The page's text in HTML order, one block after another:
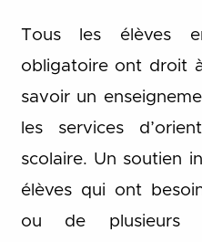
Tous les élèves
obligatoire ont droit
savoir un
les services
scolaire. Un soutien
élèves qui ont
ou de plusieurs